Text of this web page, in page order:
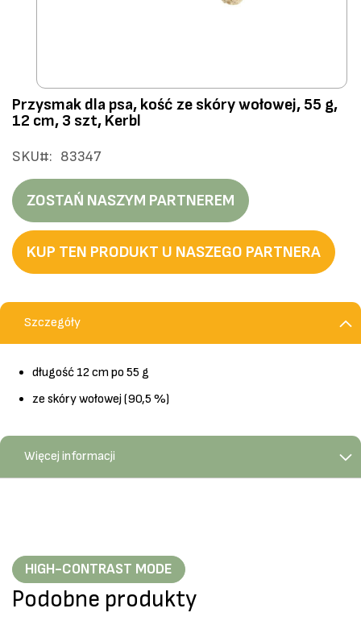
Przejdź
na
początek
galerii
Przysmak dla psa, kość ze skóry wołowej, 55 g,
12 cm, 3 szt, Kerbl
SKU 83347
ZOSTAŃ NASZYM PARTNEREM
KUP TEN PRODUKT U NASZEGO PARTNERA
Szczegóły
długość 12 cm po 55 g
ze skóry wołowej (90,5 %)
Więcej informacji
HIGH-CONTRAST MODE
Podobne produkty